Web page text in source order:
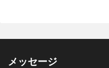
メッセージ